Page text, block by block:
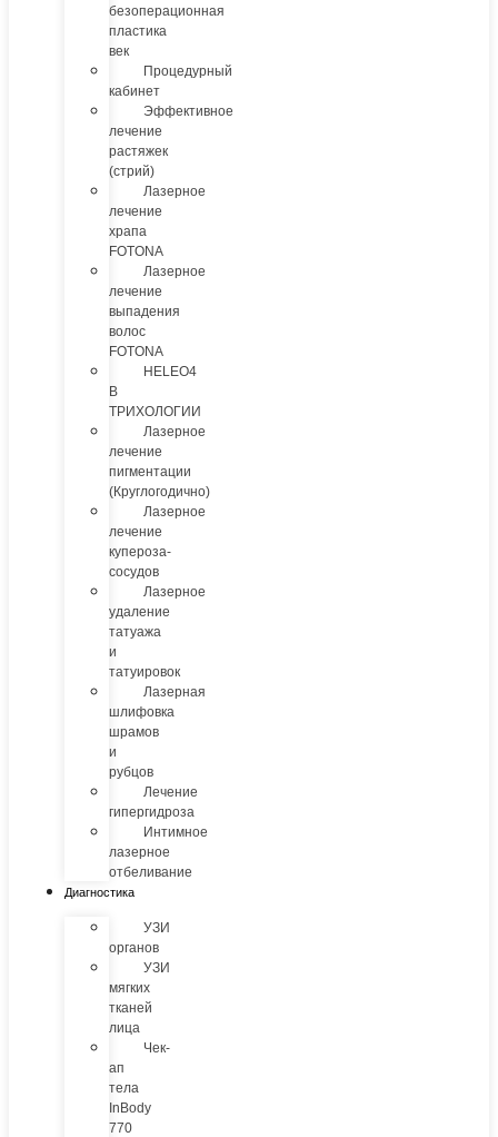
безоперационная
пластика
век
Процедурный
кабинет
Эффективное
лечение
растяжек
(стрий)
Лазерное
лечение
храпа
FOTONA
Лазерное
лечение
выпадения
волос
FOTONA
HELEO4
В
ТРИХОЛОГИИ
Лазерное
лечение
пигментации
(Круглогодично)
Лазерное
лечение
купероза-
сосудов
Лазерное
удаление
татуажа
и
татуировок
Лазерная
шлифовка
шрамов
и
рубцов
Лечение
гипергидроза
Интимное
лазерное
отбеливание
Диагностика
УЗИ
органов
УЗИ
мягких
тканей
лица
Чек-
ап
тела
InBody
770